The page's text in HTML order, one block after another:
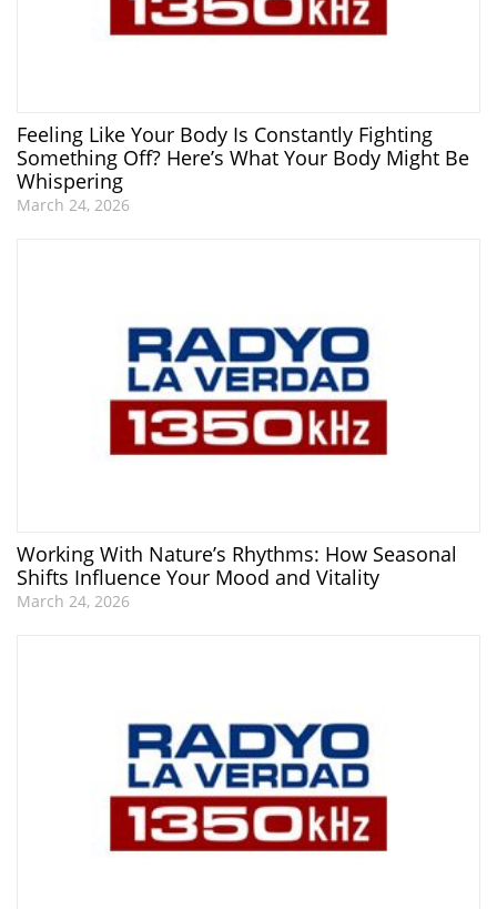
Feeling Like Your Body Is Constantly Fighting
Something Off? Here’s What Your Body Might Be
Whispering
March 24, 2026
Working With Nature’s Rhythms: How Seasonal
Shifts Influence Your Mood and Vitality
March 24, 2026